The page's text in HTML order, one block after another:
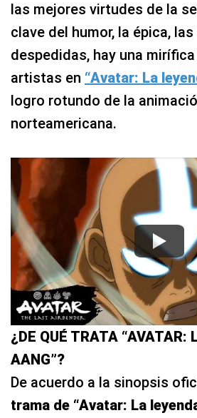
las mejores virtudes de la
clave del humor, la épica,
despedidas, hay una
artistas en “Avatar: La
logro rotundo de la
norteamericana.
¿DE QUÉ TRATA “AVATAR:
AANG”?
De acuerdo a la sinopsis
trama de “Avatar: La